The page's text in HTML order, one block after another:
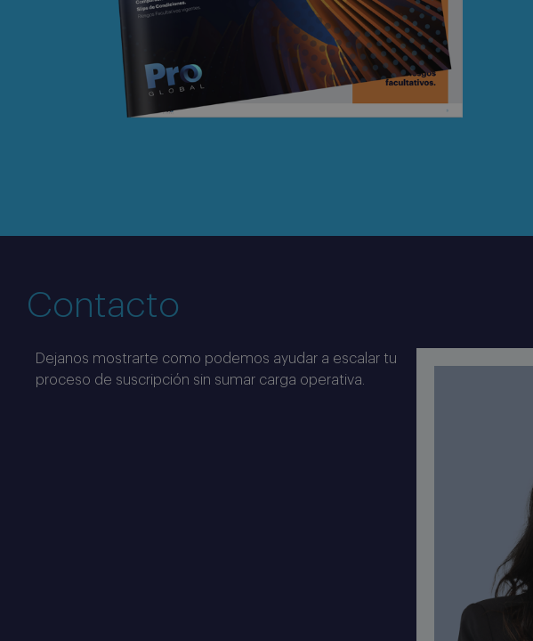
Contacto
Dejanos mostrarte como podemos ayudar a escalar tu
proceso de suscripción sin sumar carga operativa.